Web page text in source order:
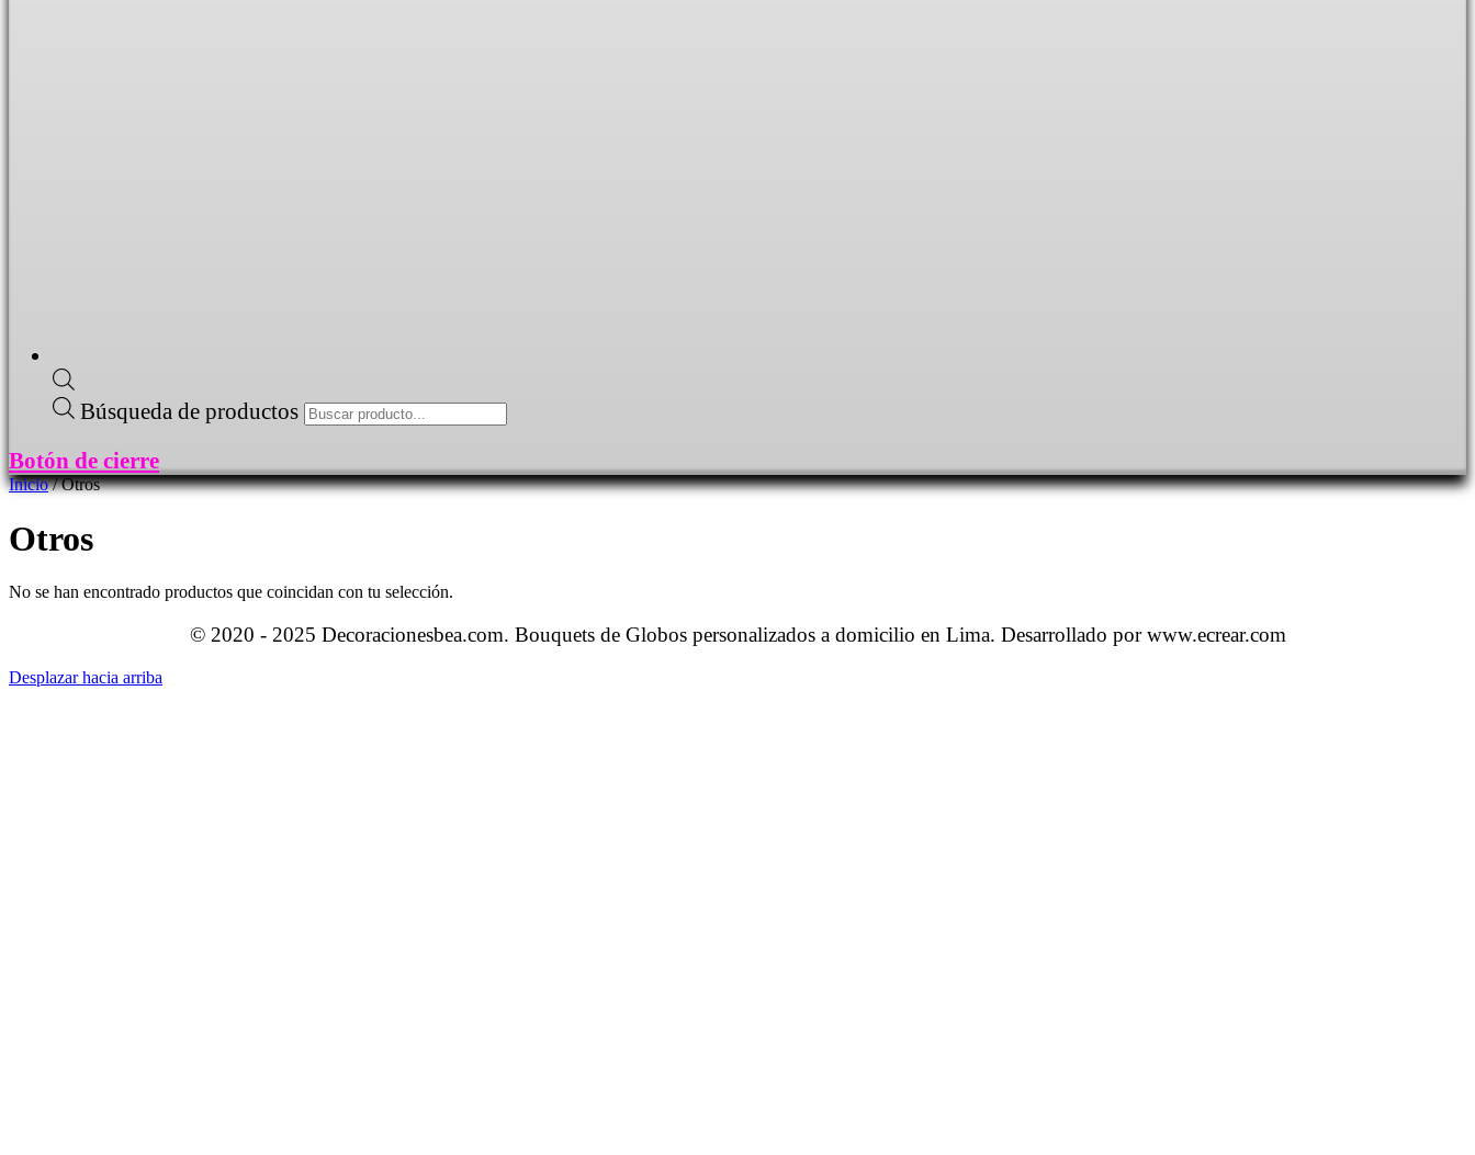
Búsqueda de productos
Botón de cierre
Inicio/ Otros
Otros
No se han encontrado productos que coincidan con tu selección.
© 2020 - 2025 Decoracionesbea.com. Bouquets de Globos personalizados a domicilio en Lima. Desarrollado por www.ecrear.com
Desplazar hacia arriba